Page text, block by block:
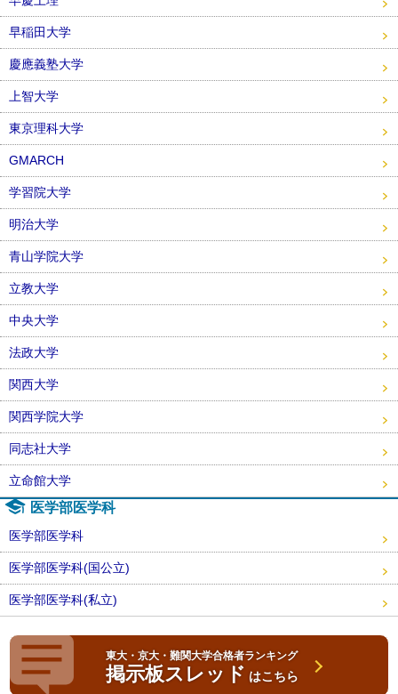
早稲田大学
慶應義塾大学
上智大学
東京理科大学
GMARCH
学習院大学
明治大学
青山学院大学
立教大学
中央大学
法政大学
関西大学
関西学院大学
同志社大学
立命館大学
医学部医学科
医学部医学科
医学部医学科(国公立)
医学部医学科(私立)
東大・京大・難関大学合格者ランキング
掲示板スレッド はこちら